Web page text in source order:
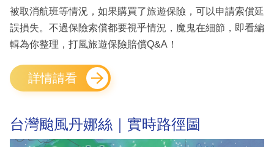
被取消航班等情況，如果購買了旅遊保險，可以申請索償延
誤損失。不過保險索償都要視乎情況，魔鬼在細節，即看編
輯為你整理，打風旅遊保險賠償Q&A！
詳情請看
台灣颱風丹娜絲｜實時路徑圖